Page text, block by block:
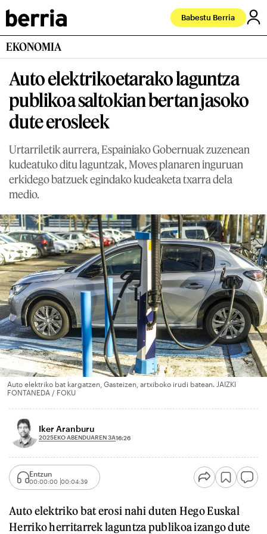
Babestu Berria
EKONOMIA
Auto elektrikoetarako laguntza
publikoa saltokian bertan jasoko
dute erosleek
Urtarriletik aurrera, Espainiako Gobernuak zuzenean
kudeatuko ditu laguntzak, Moves planaren inguruan
erkidego batzuek egindako kudeaketa txarra dela
medio.
Auto elektriko bat kargatzen, Gasteizen, artxiboko irudi batean. JAIZKI
FONTANEDA / FOKU
Iker Aranburu
2025EKO ABENDUAREN 3A16:26
Entzun
00:00:00 00:04:39
Auto elektriko bat erosi nahi duten Hego Euskal
Herriko herritarrek laguntza publikoa izango dute